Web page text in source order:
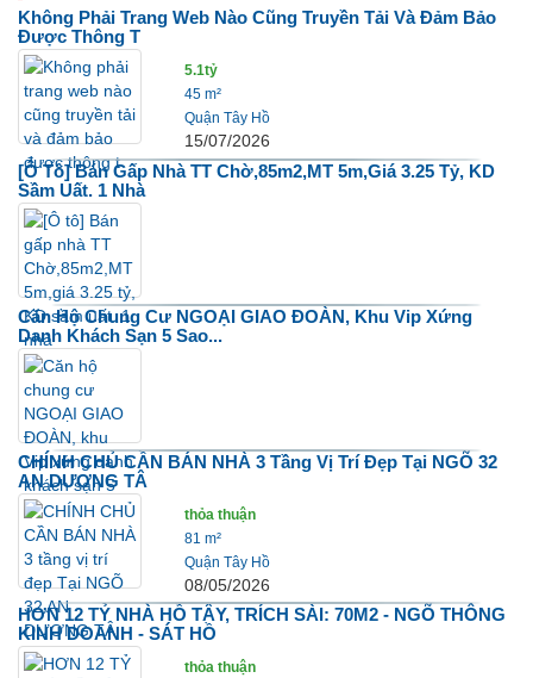
Không Phải Trang Web Nào Cũng Truyền Tải Và Đảm Bảo
Được Thông T
5.1tỷ
45 m²
Quận Tây Hồ
15/07/2026
[Ô Tô] Bán Gấp Nhà TT Chờ,85m2,MT 5m,giá 3.25 Tỷ, KD
Sầm Uất. 1 Nhà
Căn Hộ Chung Cư NGOẠI GIAO ĐOÀN, Khu Vip Xứng
Danh Khách Sạn 5 Sao...
CHÍNH CHỦ CẦN BÁN NHÀ 3 Tầng Vị Trí Đẹp Tại NGÕ 32
AN DƯƠNG TÂ
thỏa thuận
81 m²
Quận Tây Hồ
08/05/2026
HƠN 12 TỶ NHÀ HỒ TÂY, TRÍCH SÀI: 70M2 - NGÕ THÔNG
KINH DOANH - SÁT HỒ
thỏa thuận